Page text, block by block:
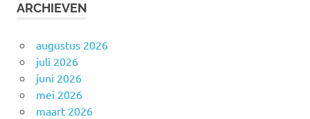
ARCHIEVEN
augustus 2026
juli 2026
juni 2026
mei 2026
maart 2026